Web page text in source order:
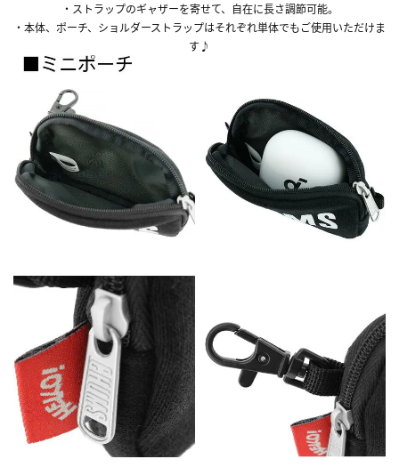
・ストラップのギャザーを寄せて、自在に長さ調節可能。
・本体、ポーチ、ショルダーストラップはそれぞれ単体でもご使用いただけま
す♪